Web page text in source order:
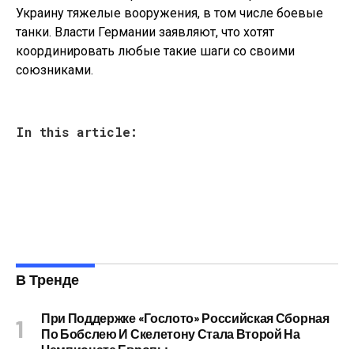
Украину тяжелые вооружения, в том числе боевые
танки. Власти Германии заявляют, что хотят
координировать любые такие шаги со своими
союзниками.
In this article:
В Тренде
При Поддержке «Гослото» Российская Сборная
По Бобслею И Скелетону Стала Второй На